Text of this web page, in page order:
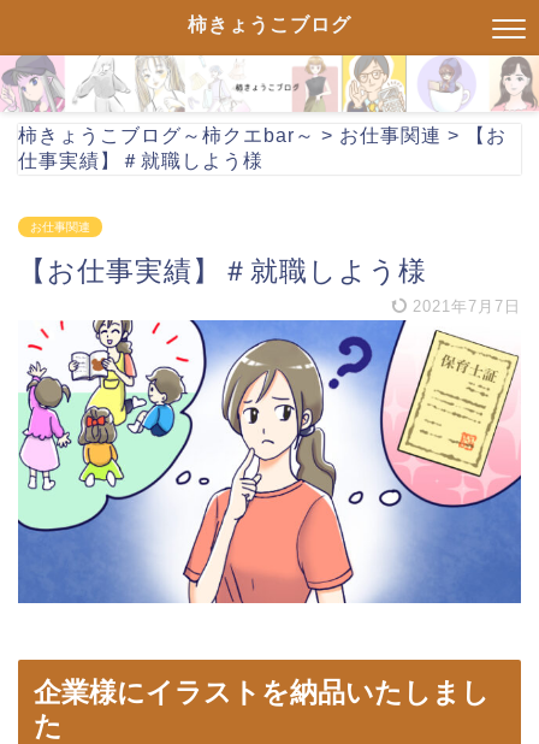
柿きょうこブログ
柿きょうこブログ～柿クエbar～ > お仕事関連 >
【お
仕事実績】＃就職しよう様
お仕事関連
【お仕事実績】＃就職しよう様
2021年7月7日
企業様にイラストを納品いたしまし
た